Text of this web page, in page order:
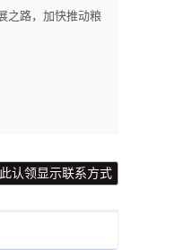
之路，加快推动粮
认领显示联系方式